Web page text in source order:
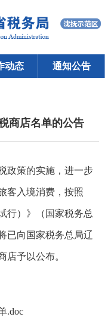
动态 通知公告
商店名单的公告
政策的实施，进一步
客入境消费，按照
行）》（国家税务总
已向国家税务总局辽
店予以公布。
.doc